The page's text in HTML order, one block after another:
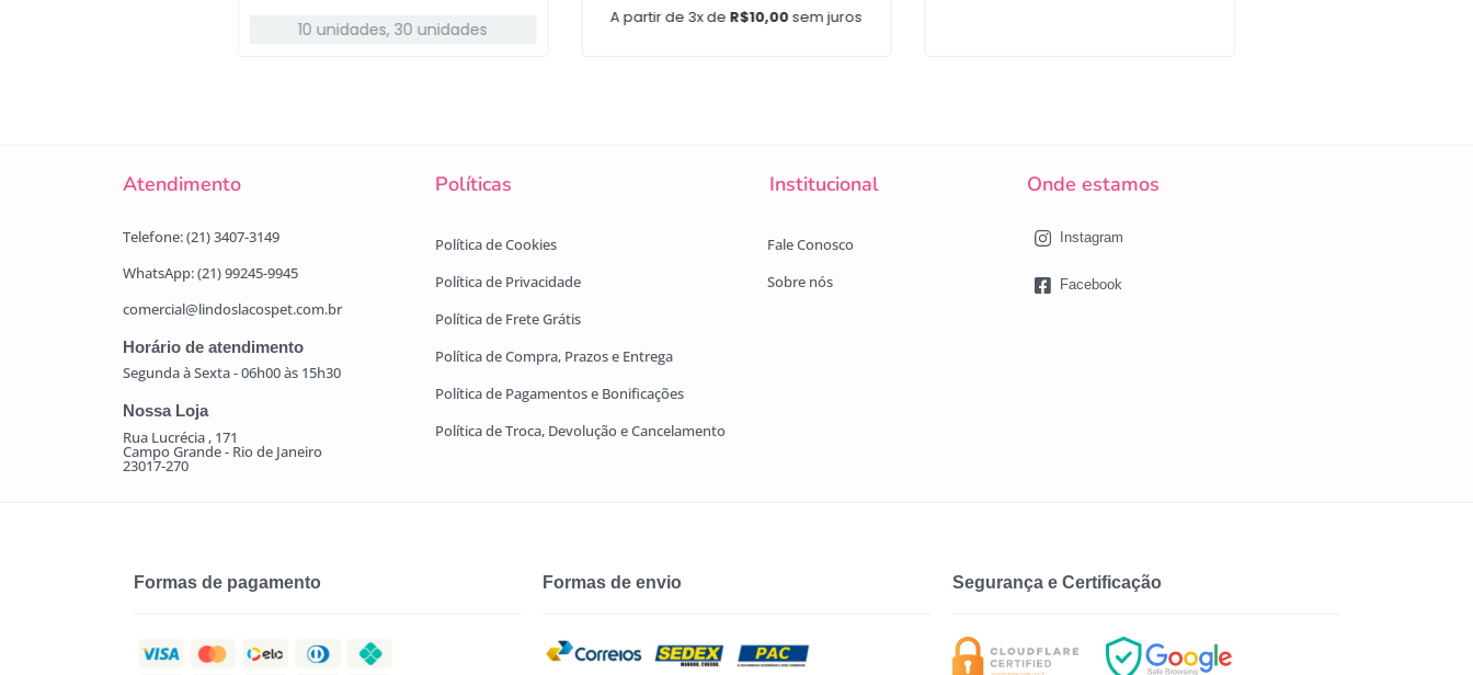
10 unidades,30 unidades
A partir de 3x de R$10,00sem juros
Atendimento Políticas Institucional Onde estamos
Telefone: (21) 3407-3149
WhatsApp: (21) 99245-9945
comercial@lindoslacospet.com.br
Horário de atendimento
Segunda à Sexta - 06h00 às 15h30
Nossa Loja
Rua Lucrécia , 171
Campo Grande - Rio de Janeiro
23017-270
Política de Cookies
Política de Privacidade
Política de Frete Grátis
Política de Compra, Prazos e Entrega
Política de Pagamentos e Bonificações
Política de Troca, Devolução e Cancelamento
Fale Conosco
Sobre nós
Instagram
Facebook
Formas de pagamento Formas de envio Segurança e Certificação